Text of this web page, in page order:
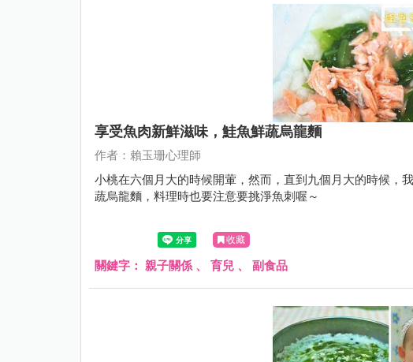
享受魚肉新鮮滋味，鮭魚鮮蔬烏龍麵
作者：賴玉珊心理師
小桃在六個月大的時候開葷，然而，直到九個月大的時候，
蔬烏龍麵，料理時也要注意要挑淨魚刺喔～
收藏
關鍵字： 親子關係 、 育兒 、 副食品